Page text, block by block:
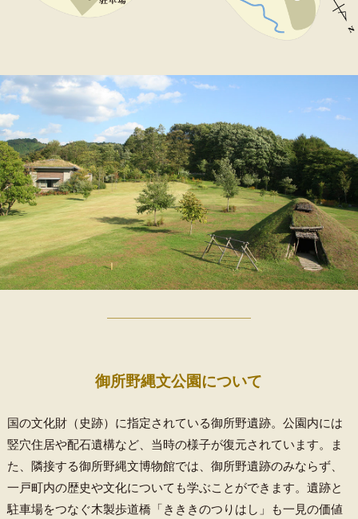
御所野縄文公園について
国の文化財（史跡）に指定されている御所野遺跡。公園内には
竪穴住居や配石遺構など、当時の様子が復元されています。ま
た、隣接する御所野縄文博物館では、御所野遺跡のみならず、
一戸町内の歴史や文化についても学ぶことができます。遺跡と
駐車場をつなぐ木製歩道橋「きききのつりはし」も一見の価値